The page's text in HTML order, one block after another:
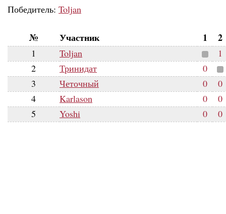
Победитель: Toljan
№ Участник 1 2
1 Toljan
1
2
Тринидат
0
3
Четочный 0
0
4
Karlason 0
0
5
Yoshi 0 0